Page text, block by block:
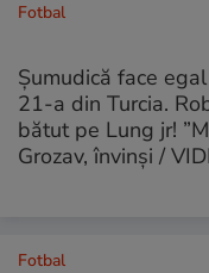
Fotbal
Șumudică face
21-a din Turcia.
bătut pe Lung jr!
Grozav, învinși /
Fotbal